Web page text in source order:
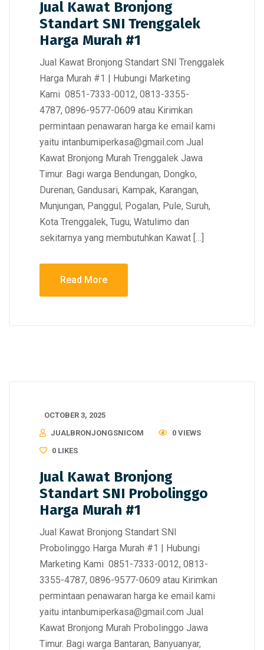
Jual Kawat Bronjong
Standart SNI Trenggalek
Harga Murah #1
Jual Kawat Bronjong Standart SNI Trenggalek
Harga Murah #1 | Hubungi Marketing
Kami 0851-7333-0012, 0813-3355-
4787, 0896-9577-0609 atau Kirimkan
permintaan penawaran harga ke email kami
yaitu intanbumiperkasa@gmail.com Jual
Kawat Bronjong Murah Trenggalek Jawa
Timur. Bagi warga Bendungan, Dongko,
Durenan, Gandusari, Kampak, Karangan,
Munjungan, Panggul, Pogalan, Pule, Suruh,
Kota Trenggalek, Tugu, Watulimo dan
sekitarnya yang membutuhkan Kawat […]
Read More
OCTOBER 3, 2025
JUALBRONJONGSNICOM
0 VIEWS
0 LIKES
Jual Kawat Bronjong
Standart SNI Probolinggo
Harga Murah #1
Jual Kawat Bronjong Standart SNI
Probolinggo Harga Murah #1 | Hubungi
Marketing Kami 0851-7333-0012, 0813-
3355-4787, 0896-9577-0609 atau Kirimkan
permintaan penawaran harga ke email kami
yaitu intanbumiperkasa@gmail.com Jual
Kawat Bronjong Murah Probolinggo Jawa
Timur. Bagi warga Bantaran, Banyuanyar,